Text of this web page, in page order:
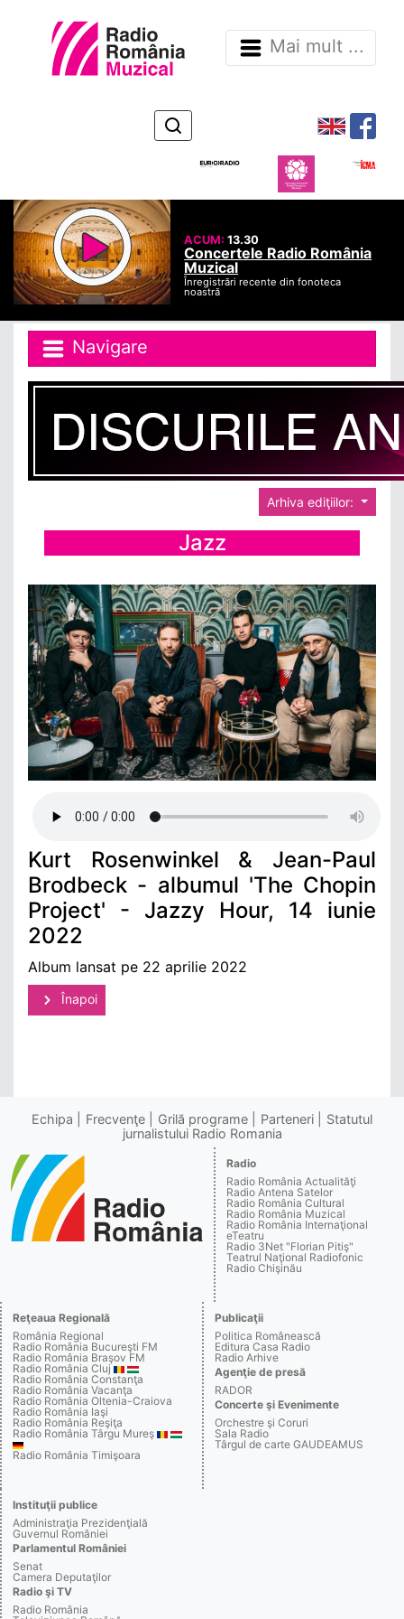
Mai mult ...
ACUM:13.30
Concertele Radio România
Muzical
Înregistrări recente din fonoteca
noastră
Navigare
Arhiva ediţiilor:
Jazz
Kurt Rosenwinkel & Jean-Paul
Brodbeck - albumul 'The Chopin
Project' - Jazzy Hour, 14 iunie
2022
Album lansat pe 22 aprilie 2022
Înapoi
Echipa Frecvenţe Grilă programe Parteneri
Statutul
jurnalistului Radio Romania
Radio
Radio România Actualităţi
Radio Antena Satelor
Radio România Cultural
Radio România Muzical
Radio România Internaţional
eTeatru
Radio 3Net "Florian Pitiş"
Teatrul Naţional Radiofonic
Radio Chişinău
Reţeaua Regională
România Regional
Radio România Bucureşti FM
Radio România Braşov FM
Radio România Cluj
Radio România Constanţa
Radio România Vacanţa
Radio România Oltenia-Craiova
Radio România Iaşi
Radio România Reşiţa
Radio România Târgu Mureş
Radio România Timişoara
Publicaţii
Politica Românească
Editura Casa Radio
Radio Arhive
Agenţie de presă
RADOR
Concerte şi Evenimente
Orchestre şi Coruri
Sala Radio
Târgul de carte GAUDEAMUS
Instituţii publice
Administraţia Prezidenţială
Guvernul României
Parlamentul României
Senat
Camera Deputaţilor
Radio şi TV
Radio România